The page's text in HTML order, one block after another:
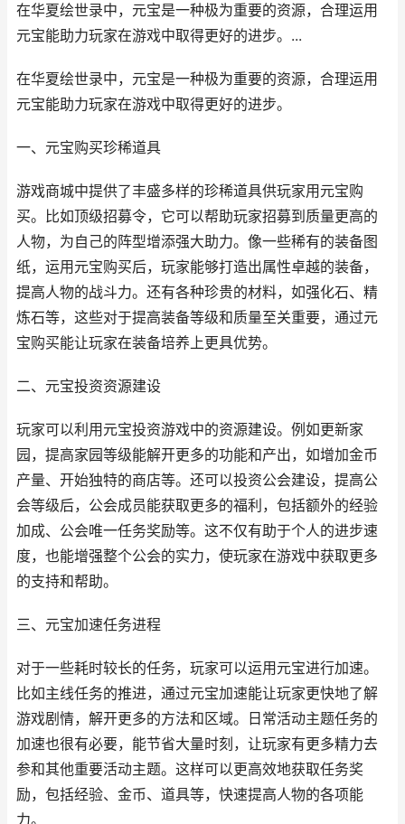
在华夏绘世录中，元宝是一种极为重要的资源，合理运用
元宝能助力玩家在游戏中取得更好的进步。...
在华夏绘世录中，元宝是一种极为重要的资源，合理运用
元宝能助力玩家在游戏中取得更好的进步。
一、元宝购买珍稀道具
游戏商城中提供了丰盛多样的珍稀道具供玩家用元宝购
买。比如顶级招募令，它可以帮助玩家招募到质量更高的
人物，为自己的阵型增添强大助力。像一些稀有的装备图
纸，运用元宝购买后，玩家能够打造出属性卓越的装备，
提高人物的战斗力。还有各种珍贵的材料，如强化石、精
炼石等，这些对于提高装备等级和质量至关重要，通过元
宝购买能让玩家在装备培养上更具优势。
二、元宝投资资源建设
玩家可以利用元宝投资游戏中的资源建设。例如更新家
园，提高家园等级能解开更多的功能和产出，如增加金币
产量、开始独特的商店等。还可以投资公会建设，提高公
会等级后，公会成员能获取更多的福利，包括额外的经验
加成、公会唯一任务奖励等。这不仅有助于个人的进步速
度，也能增强整个公会的实力，使玩家在游戏中获取更多
的支持和帮助。
三、元宝加速任务进程
对于一些耗时较长的任务，玩家可以运用元宝进行加速。
比如主线任务的推进，通过元宝加速能让玩家更快地了解
游戏剧情，解开更多的方法和区域。日常活动主题任务的
加速也很有必要，能节省大量时刻，让玩家有更多精力去
参和其他重要活动主题。这样可以更高效地获取任务奖
励，包括经验、金币、道具等，快速提高人物的各项能
力。